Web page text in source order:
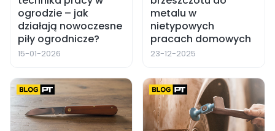
ogrodzie – jak
działają nowoczesne
piły ogrodnicze?
15-01-2026
metalu w
nietypowych
pracach domowych
23-12-2025